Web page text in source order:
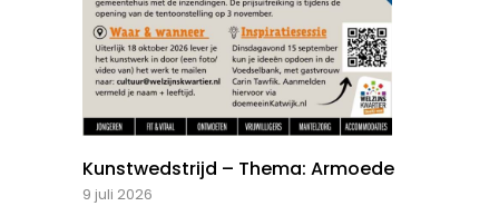
Kunstwedstrijd – Thema: Armoede
9 juli 2026